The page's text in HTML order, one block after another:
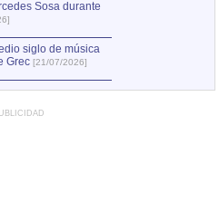
Sosa durante
siglo de música
Grec [21/07/2026]